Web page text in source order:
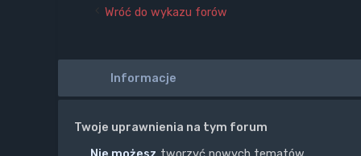
Wróć do wykazu forów
Informacje
Twoje uprawnienia na tym forum